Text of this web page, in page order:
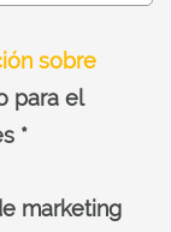
sobre
para el
*
marketing